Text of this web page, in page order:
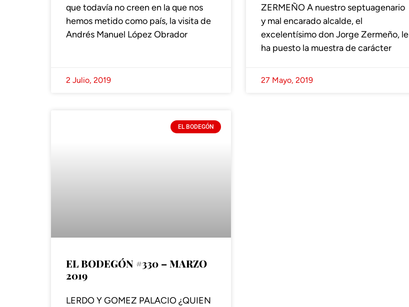
que todavía no creen en la que nos
hemos metido como país, la visita de
Andrés Manuel López Obrador
2 Julio, 2019
ZERMEÑO A nuestro septuagenario
y mal encarado alcalde, el
excelentísimo don Jorge Zermeño, le
ha puesto la muestra de carácter
27 Mayo, 2019
EL BODEGÓN
EL BODEGÓN #330 – MARZO
2019
LERDO Y GOMEZ PALACIO ¿QUIEN